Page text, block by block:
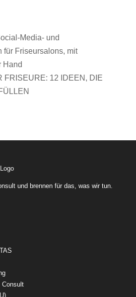
FRISEURE: 12 IDEEN, DIE
und brennen für das, was wir tun.
Consult